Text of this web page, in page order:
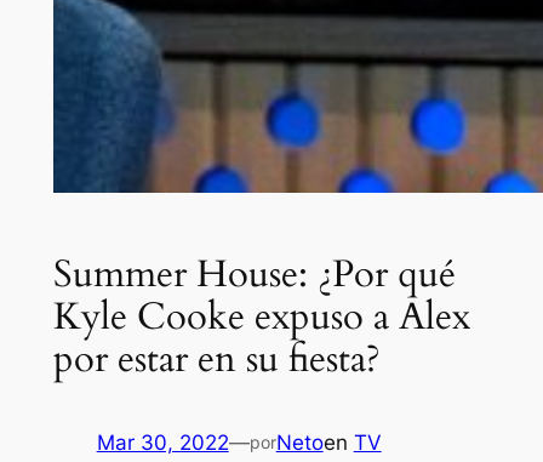
Summer House: ¿Por qué
Kyle Cooke expuso a Alex
por estar en su fiesta?
Mar 30, 2022—porNetoen TV